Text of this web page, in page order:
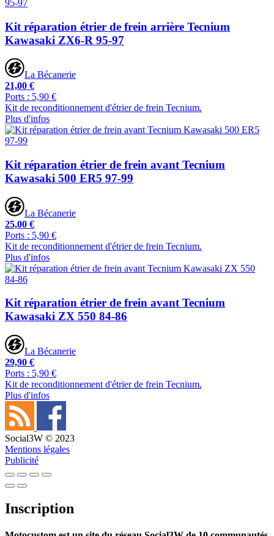
Kit réparation étrier de frein arrière Tecnium
Kawasaki ZX6-R 95-97
La Bécanerie
21,00 €
Ports : 5,90 €
Kit de reconditionnement d'étrier de frein Tecnium.
Plus d'infos
Kit réparation étrier de frein avant Tecnium
Kawasaki 500 ER5 97-99
La Bécanerie
25,00 €
Ports : 5,90 €
Kit de reconditionnement d'étrier de frein Tecnium.
Plus d'infos
Kit réparation étrier de frein avant Tecnium
Kawasaki ZX 550 84-86
La Bécanerie
29,90 €
Ports : 5,90 €
Kit de reconditionnement d'étrier de frein Tecnium.
Plus d'infos
Social3W © 2023
Mentions légales
Publicité
Inscription